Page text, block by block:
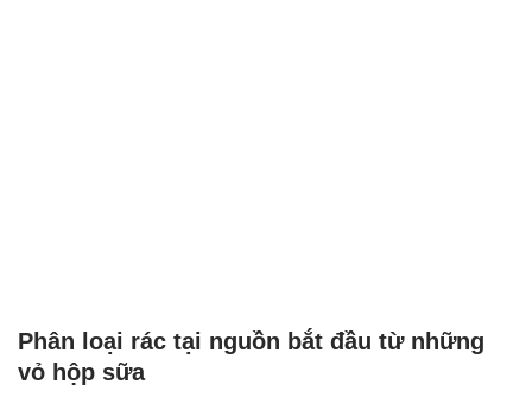
Phân loại rác tại nguồn bắt đầu từ những
vỏ hộp sữa